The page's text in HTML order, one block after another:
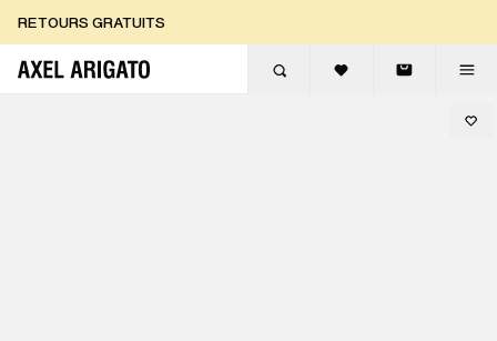
RETOURS GRATUITS
LIVRAISON EXPRESS GRATUITE